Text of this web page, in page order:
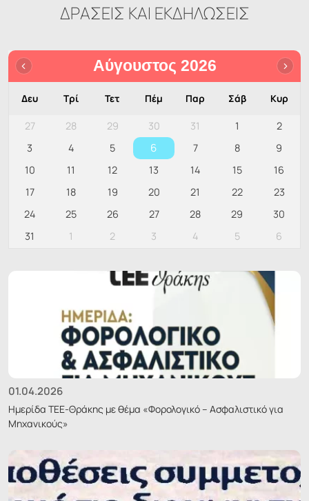
ΔΡΑΣΕΙΣ ΚΑΙ ΕΚΔΗΛΩΣΕΙΣ
01.04.2026
Ημερίδα ΤΕΕ-Θράκης με θέμα «Φορολογικό – Ασφαλιστικό για
Μηχανικούς»
Αύγουστος 2026
Δευ Τρί Τετ Πέμ Παρ Σάβ Κυρ
27 28 29 30 31 1
2
3
4 5 6 7 8
9
10
11 12 13 14 15
16
17
18 19 20 21 22
23
24
25 26 27 28 29
30
31
1 2 3 4 5 6